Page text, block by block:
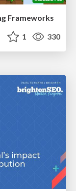
Frameworks
1 330